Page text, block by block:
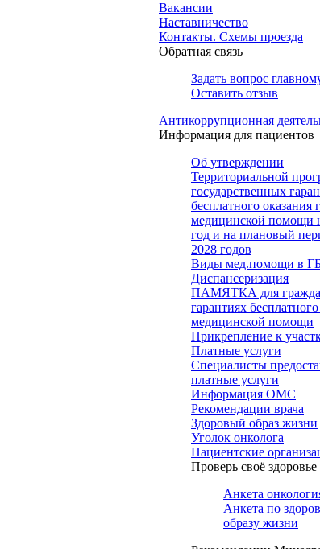
Вакансии
Наставничество
Контакты. Схемы проезда
Обратная связь
Задать вопрос
Оставить отзыв
Антикоррупционная
Информация для пациентов
Об утверждении
Территориальной
государственных
бесплатного оказания
медицинской помощи
год и на плановый
2028 годов
Виды мед.помощи в
Диспансеризация
ПАМЯТКА для
гарантиях
медицинской помощи
Прикрепление к
Платные услуги
Специалисты
платные услуги
Информация ОМС
Рекомендации врача
Здоровый образ жизни
Уголок онколога
Пациентские
Проверь своё здоровье
Анкета
Анкета по
образу жизни